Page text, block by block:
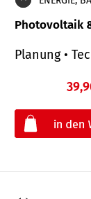
Photovoltaik
Planung •